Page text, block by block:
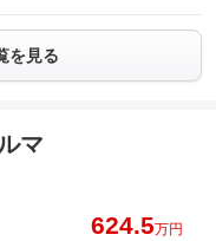
を見る
マ
624.5万円